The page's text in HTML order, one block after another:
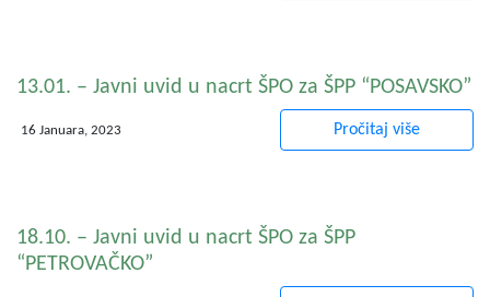
13.01. – Javni uvid u nacrt ŠPO za ŠPP “POSAVSKO”
16 Januara, 2023 Pročitaj više
18.10. – Javni uvid u nacrt ŠPO za ŠPP
“PETROVAČKO”